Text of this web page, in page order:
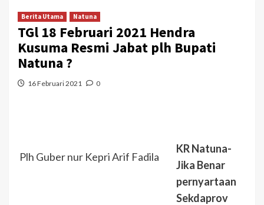
Berita Utama Natuna
TGl 18 Februari 2021 Hendra
Kusuma Resmi Jabat plh Bupati
Natuna ?
16 Februari 2021 0
Plh Guber nur Kepri Arif Fadila
KR Natuna-
Jika Benar
pernyartaan
Sekdaprov